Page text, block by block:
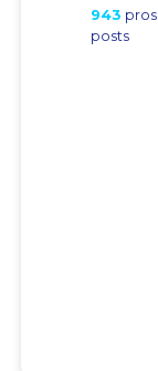
943 pros
posts